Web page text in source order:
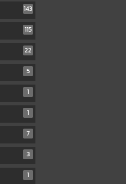
143
115
22
5
1
1
7
3
1